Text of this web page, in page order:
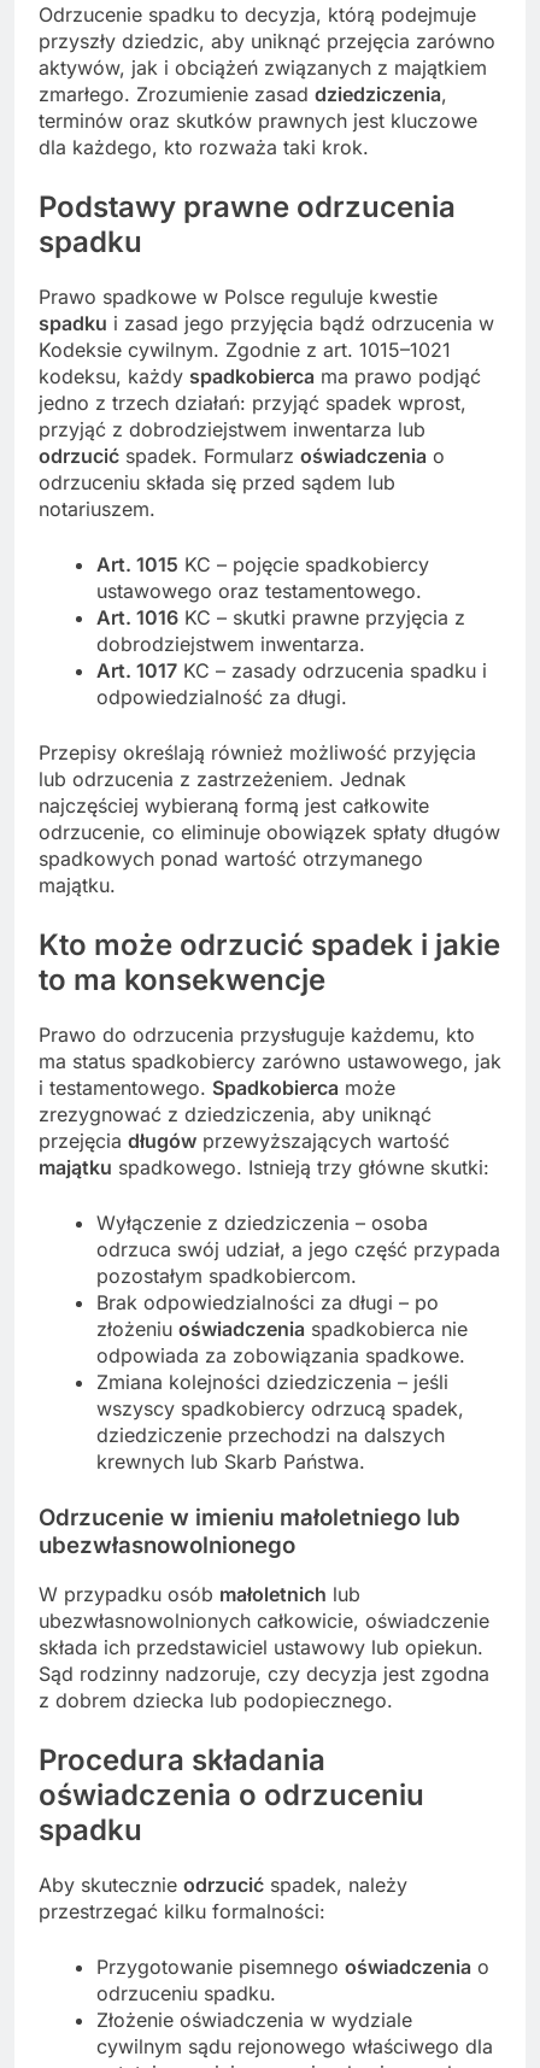
Odrzucenie spadku to decyzja, którą podejmuje
przyszły dziedzic, aby uniknąć przejęcia zarówno
aktywów, jak i obciążeń związanych z majątkiem
zmarłego. Zrozumienie zasad dziedziczenia,
terminów oraz skutków prawnych jest kluczowe
dla każdego, kto rozważa taki krok.
Podstawy prawne odrzucenia
spadku
Prawo spadkowe w Polsce reguluje kwestie
spadku i zasad jego przyjęcia bądź odrzucenia w
Kodeksie cywilnym. Zgodnie z art. 1015–1021
kodeksu, każdy spadkobierca ma prawo podjąć
jedno z trzech działań: przyjąć spadek wprost,
przyjąć z dobrodziejstwem inwentarza lub
odrzucić spadek. Formularz oświadczenia o
odrzuceniu składa się przed sądem lub
notariuszem.
Art. 1015 KC – pojęcie spadkobiercy
ustawowego oraz testamentowego.
Art. 1016 KC – skutki prawne przyjęcia z
dobrodziejstwem inwentarza.
Art. 1017 KC – zasady odrzucenia spadku i
odpowiedzialność za długi.
Przepisy określają również możliwość przyjęcia
lub odrzucenia z zastrzeżeniem. Jednak
najczęściej wybieraną formą jest całkowite
odrzucenie, co eliminuje obowiązek spłaty długów
spadkowych ponad wartość otrzymanego
majątku.
Kto może odrzucić spadek i jakie
to ma konsekwencje
Prawo do odrzucenia przysługuje każdemu, kto
ma status spadkobiercy zarówno ustawowego, jak
i testamentowego. Spadkobierca może
zrezygnować z dziedziczenia, aby uniknąć
przejęcia długów przewyższających wartość
majątku spadkowego. Istnieją trzy główne skutki:
Wyłączenie z dziedziczenia – osoba
odrzuca swój udział, a jego część przypada
pozostałym spadkobiercom.
Brak odpowiedzialności za długi – po
złożeniu oświadczenia spadkobierca nie
odpowiada za zobowiązania spadkowe.
Zmiana kolejności dziedziczenia – jeśli
wszyscy spadkobiercy odrzucą spadek,
dziedziczenie przechodzi na dalszych
krewnych lub Skarb Państwa.
Odrzucenie w imieniu małoletniego lub
ubezwłasnowolnionego
W przypadku osób małoletnich lub
ubezwłasnowolnionych całkowicie, oświadczenie
składa ich przedstawiciel ustawowy lub opiekun.
Sąd rodzinny nadzoruje, czy decyzja jest zgodna
z dobrem dziecka lub podopiecznego.
Procedura składania
oświadczenia o odrzuceniu
spadku
Aby skutecznie odrzucić spadek, należy
przestrzegać kilku formalności:
Przygotowanie pisemnego oświadczenia o
odrzuceniu spadku.
Złożenie oświadczenia w wydziale
cywilnym sądu rejonowego właściwego dla